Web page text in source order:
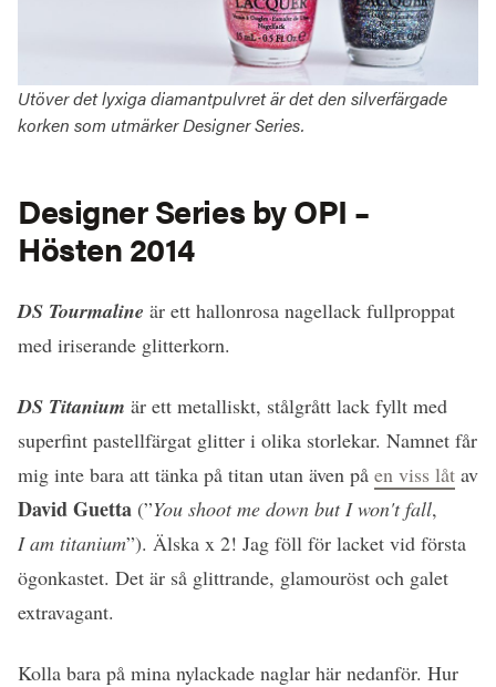
Utöver det lyxiga diamantpulvret är det den silverfärgade
korken som utmärker Designer Series.
Designer Series by OPI –
Hösten 2014
DS Tourmaline är ett hallonrosa nagellack fullproppat
med iriserande glitterkorn.
DS Titanium är ett metalliskt, stålgrått lack fyllt med
superfint pastellfärgat glitter i olika storlekar. Namnet får
mig inte bara att tänka på titan utan även på en viss låt av
David Guetta (”You shoot me down but I won't fall,
I am titanium”). Älska x 2! Jag föll för lacket vid första
ögonkastet. Det är så glittrande, glamouröst och galet
extravagant.
Kolla bara på mina nylackade naglar här nedanför. Hur